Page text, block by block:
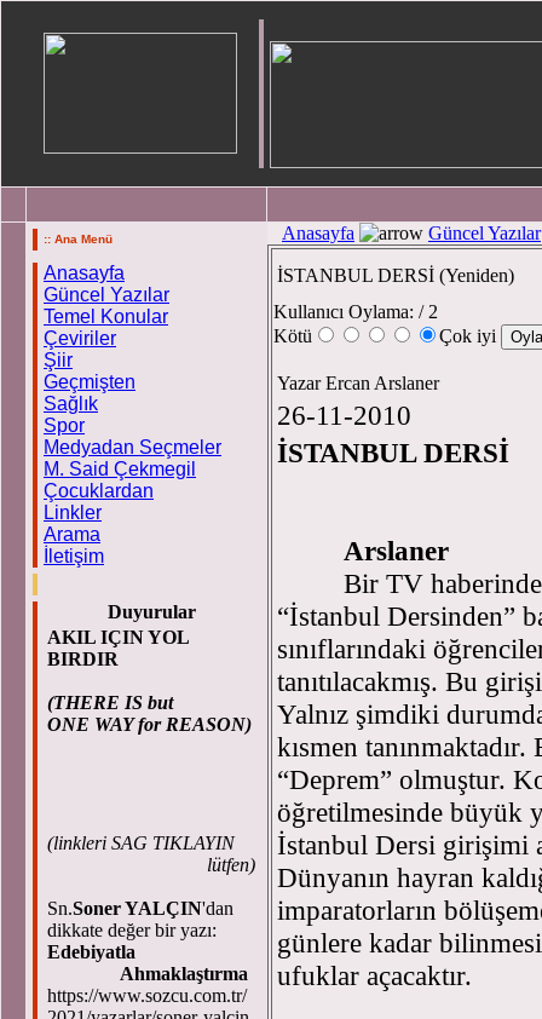
:: Ana Menü
Anasayfa
Güncel Yazılar
Temel Konular
Çeviriler
Şiir
Geçmişten
Sağlık
Spor
Medyadan Seçmeler
M. Said Çekmegil
Çocuklardan
Linkler
Arama
İletişim
Duyurular
AKIL IÇIN YOL
BIRDIR
(THERE IS but
ONE WAY for REASON)
(linkleri SAG TIKLAYIN
lütfen)
Sn.Soner YALÇIN'dan
dikkate değer bir yazı:
Edebiyatla
Ahmaklaştırma
https://www.sozcu.com.tr/
Anasayfa Güncel Yazılar
İSTANBUL DERSİ (Yeniden)
Kullanıcı Oylama: / 2
Kötü
Çok iyi
Yazar Ercan Arslaner
26-11-2010
İSTANBUL DERSİ
Arslaner
Bir TV
“İstanbul Dersinden”
sınıflarındaki
tanıtılacakmış. Bu
Yalnız şimdiki
kısmen
“Deprem” olmuştur.
öğretilmesinde büyük
İstanbul Dersi girişimi
Dünyanın hayran
imparatorların
günlere kadar
ufuklar açacaktır.